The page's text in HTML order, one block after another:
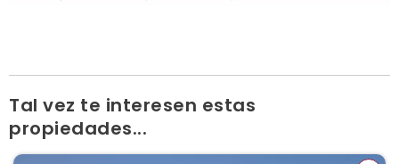
Tal vez te interesen estas
propiedades...